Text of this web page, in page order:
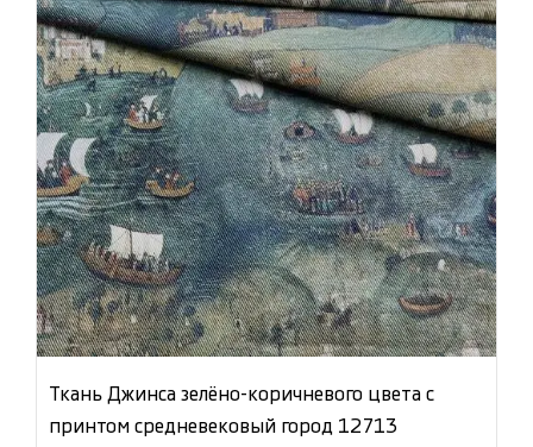
Ткань Джинса зелёно-коричневого цвета с
принтом средневековый город 12713